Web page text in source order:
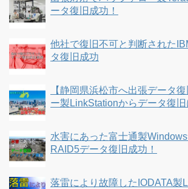
ータ復旧成功！
他社で復旧不可と判断された
タ復旧成功
【静岡県浜松市へ出張データ
ー製LinkStationからデータ復旧
水害にあった富士通製
RAID5データ復旧成功！
落雷により故障したIODATA製